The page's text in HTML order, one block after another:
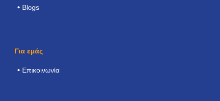
Blogs
Για εμάς
Επικοινωνία